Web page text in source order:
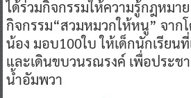
ได้ร่วมกิจกรรมให้ความรู้กฎหมา
กิจกรรม“สวมหมวกให้หนู” จาก
น้อง มอบ100ใบ ให้เด็กนักเรียนที่
และเดินขบวนรณรงค์ เพื่อประ
น้ำอัมพวา